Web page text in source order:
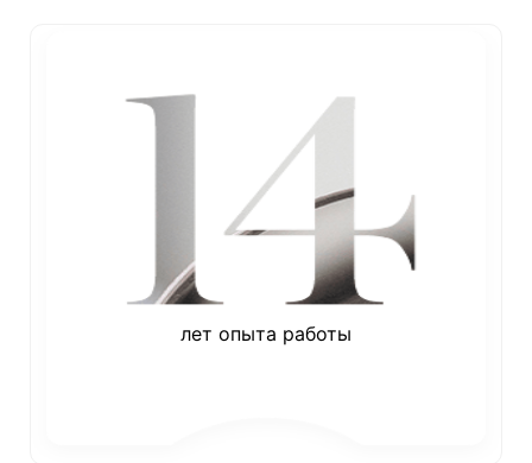
лет опыта работы